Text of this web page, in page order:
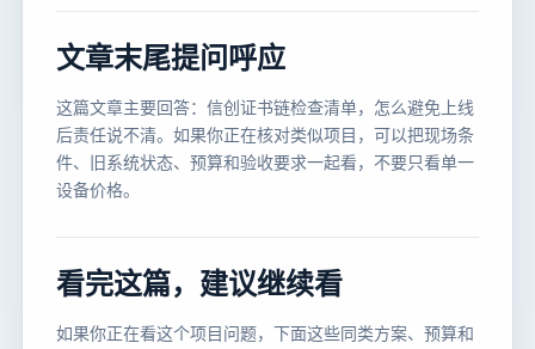
文章末尾提问呼应
这篇文章主要回答：信创证书链检查清单，怎么避免上线
后责任说不清。如果你正在核对类似项目，可以把现场条
件、旧系统状态、预算和验收要求一起看，不要只看单一
设备价格。
看完这篇，建议继续看
如果你正在看这个项目问题，下面这些同类方案、预算和